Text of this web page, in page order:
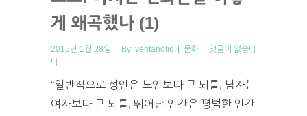
게 왜곡했나 (1)
2015년 1월 28일 | By: veritaholic | 문화 | 댓글이 없습니
다
“일반적으로 성인은 노인보다 큰 뇌를, 남자는
여자보다 큰 뇌를, 뛰어난 인간은 평범한 인간